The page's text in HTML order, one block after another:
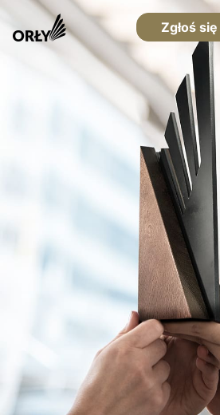
Zgłoś się